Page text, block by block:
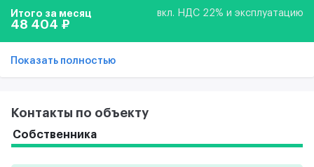
Итого за месяц вкл. НДС 22% и эксплуатацию
48 404 ₽
Показать полностью
Контакты по объекту
Собственника